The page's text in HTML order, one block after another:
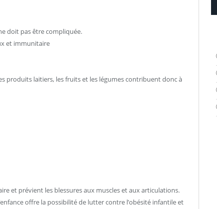
doit pas être compliquée.
et immunitaire
produits laitiers, les fruits et les légumes contribuent donc à
et prévient les blessures aux muscles et aux articulations.
offre la possibilité de lutter contre l’obésité infantile et